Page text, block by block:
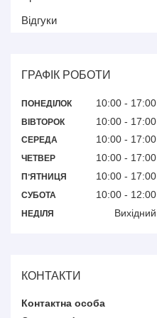
Відгуки
ГРАФІК РОБОТИ
ПОНЕДІЛОК 10:00 17:00
ВІВТОРОК 10:00 17:00
СЕРЕДА 10:00 17:00
ЧЕТВЕР 10:00 17:00
ПʼЯТНИЦЯ 10:00 17:00
СУБОТА 10:00 12:00
НЕДІЛЯ Вихідний
КОНТАКТИ